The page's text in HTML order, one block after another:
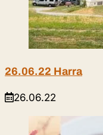
26.06.22 Harra
26.06.22